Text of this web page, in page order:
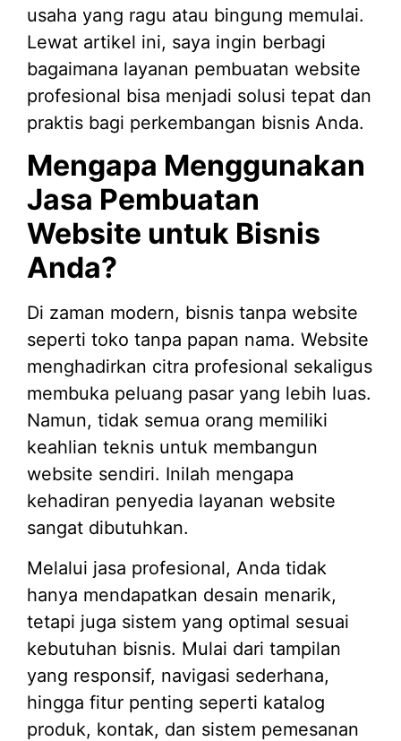
usaha yang ragu atau bingung memulai.
Lewat artikel ini, saya ingin berbagi
bagaimana layanan pembuatan website
profesional bisa menjadi solusi tepat dan
praktis bagi perkembangan bisnis Anda.
Mengapa Menggunakan
Jasa Pembuatan
Website untuk Bisnis
Anda?
Di zaman modern, bisnis tanpa website
seperti toko tanpa papan nama. Website
menghadirkan citra profesional sekaligus
membuka peluang pasar yang lebih luas.
Namun, tidak semua orang memiliki
keahlian teknis untuk membangun
website sendiri. Inilah mengapa
kehadiran penyedia layanan website
sangat dibutuhkan.
Melalui jasa profesional, Anda tidak
hanya mendapatkan desain menarik,
tetapi juga sistem yang optimal sesuai
kebutuhan bisnis. Mulai dari tampilan
yang responsif, navigasi sederhana,
hingga fitur penting seperti katalog
produk, kontak, dan sistem pemesanan